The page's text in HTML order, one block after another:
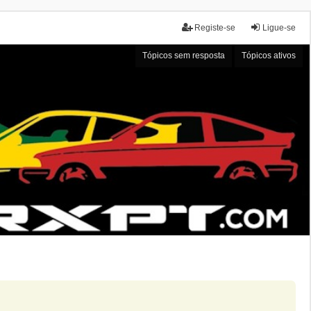
Ligue-se
Registe-se
Tópicos sem resposta Tópicos ativos